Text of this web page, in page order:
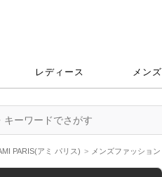
レディース メンズ
PARIS(アミ パリス) メンズファッション